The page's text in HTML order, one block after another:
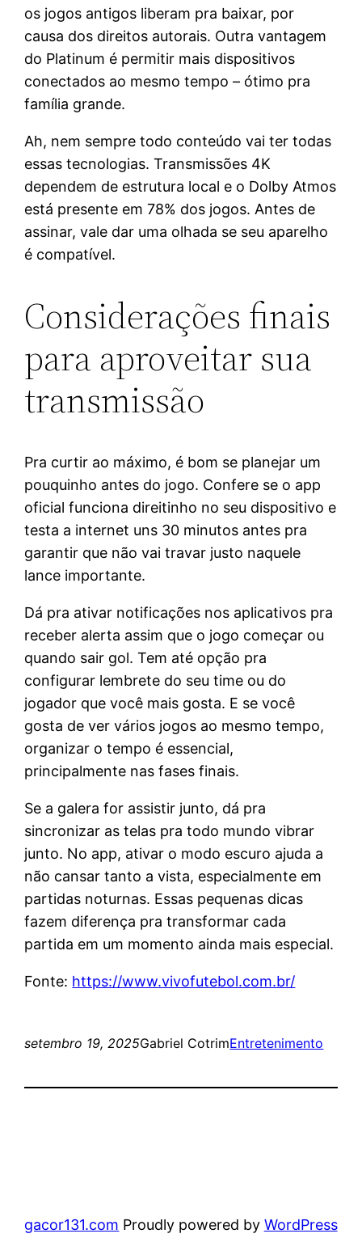
os jogos antigos liberam pra baixar, por
causa dos direitos autorais. Outra vantagem
do Platinum é permitir mais dispositivos
conectados ao mesmo tempo – ótimo pra
família grande.
Ah, nem sempre todo conteúdo vai ter todas
essas tecnologias. Transmissões 4K
dependem de estrutura local e o Dolby Atmos
está presente em 78% dos jogos. Antes de
assinar, vale dar uma olhada se seu aparelho
é compatível.
Considerações finais
para aproveitar sua
transmissão
Pra curtir ao máximo, é bom se planejar um
pouquinho antes do jogo. Confere se o app
oficial funciona direitinho no seu dispositivo e
testa a internet uns 30 minutos antes pra
garantir que não vai travar justo naquele
lance importante.
Dá pra ativar notificações nos aplicativos pra
receber alerta assim que o jogo começar ou
quando sair gol. Tem até opção pra
configurar lembrete do seu time ou do
jogador que você mais gosta. E se você
gosta de ver vários jogos ao mesmo tempo,
organizar o tempo é essencial,
principalmente nas fases finais.
Se a galera for assistir junto, dá pra
sincronizar as telas pra todo mundo vibrar
junto. No app, ativar o modo escuro ajuda a
não cansar tanto a vista, especialmente em
partidas noturnas. Essas pequenas dicas
fazem diferença pra transformar cada
partida em um momento ainda mais especial.
Fonte: https://www.vivofutebol.com.br/
setembro 19, 2025Gabriel CotrimEntretenimento
gacor131.com Proudly powered by WordPress